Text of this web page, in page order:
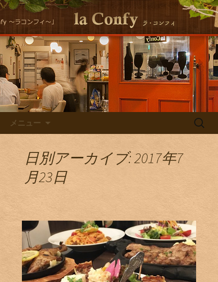
自然派イタリアン la Confyの
Staff Blog
大阪福島にある美味しくヘルシーな自
然派イタリアンla Conｆｙ （ラ・コン
フィ）の最新情報をお届けします！
メニュー
検
日別アーカイブ: 2017年7
月23日